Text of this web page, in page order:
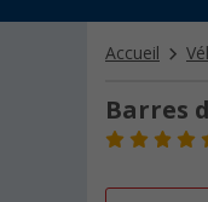
Accueil
Barres